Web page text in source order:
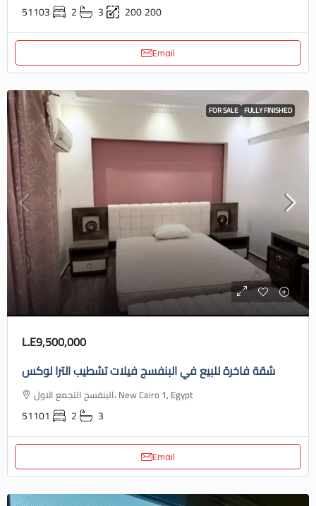
51103 2 3 200200
Email
FOR SALE FULLY FINISHED
L.E9,500,000
شقة فاخرة للبيع في البنفسج فيلات تشطيب الترا لوكس
البنفسج التجمع الاول، New Cairo 1, Egypt
51101 2 3
Email